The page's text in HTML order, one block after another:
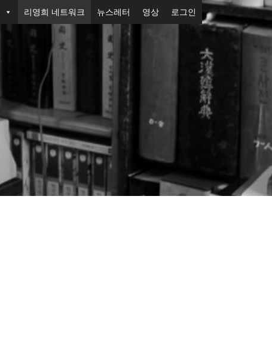
리영희 네트워크 뉴스레터 영상 로그인